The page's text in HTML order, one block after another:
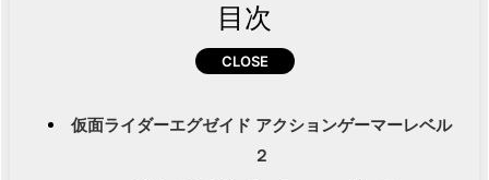
目次
仮面ライダーエグゼイド アクションゲーマーレベル
２